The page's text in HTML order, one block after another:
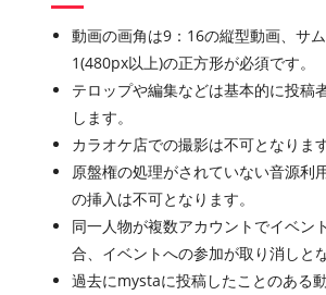
動画の画角は9：16の縦型動画、サ
1(480px以上)の正方形が必須です。
テロップや編集などは基本的に投稿
します。
カラオケ店での撮影は不可となります
原盤権の処理がされていない音源利
の挿入は不可となります。
同一人物が複数アカウントでイベン
合、イベントへの参加が取り消しと
過去にmystaに投稿したことのある